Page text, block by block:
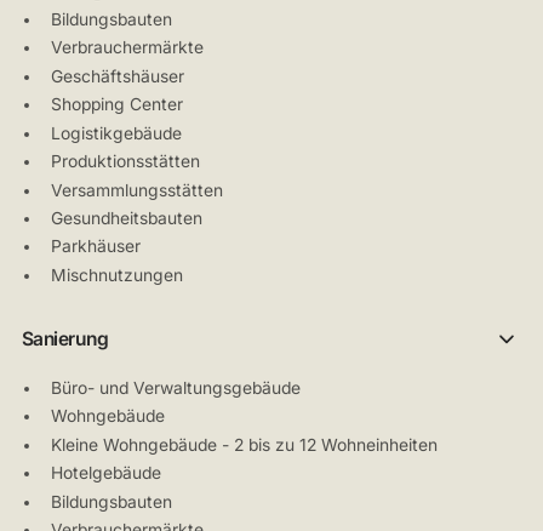
Bildungsbauten
Verbrauchermärkte
Geschäftshäuser
Shopping Center
Logistikgebäude
Produktionsstätten
Versammlungsstätten
Gesundheitsbauten
Parkhäuser
Mischnutzungen
Sanierung
Büro- und Verwaltungsgebäude
Wohngebäude
Kleine Wohngebäude - 2 bis zu 12 Wohneinheiten
Hotelgebäude
Bildungsbauten